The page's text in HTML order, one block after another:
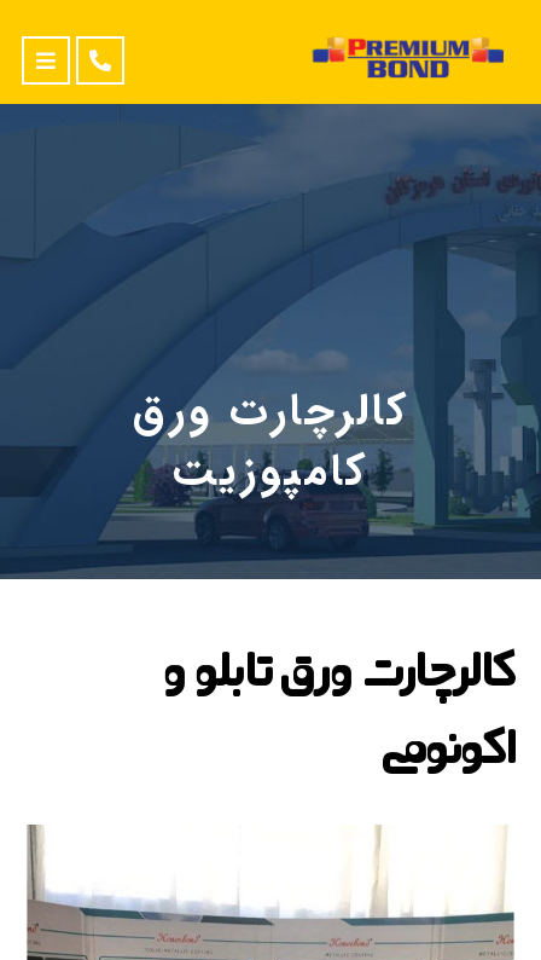
کالرچارت ورق
کامپوزیت
کالرچارت ورق تابلو و
اکونومی